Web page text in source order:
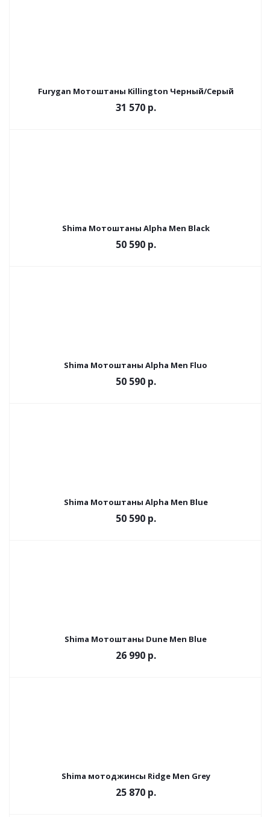
Furygan Мотоштаны Killington Черный/Серый
31 570 р.
Shima Мотоштаны Alpha Men Black
50 590 р.
Shima Мотоштаны Alpha Men Fluo
50 590 р.
Shima Мотоштаны Alpha Men Blue
50 590 р.
Shima Мотоштаны Dune Men Blue
26 990 р.
Shima мотоджинсы Ridge Men Grey
25 870 р.